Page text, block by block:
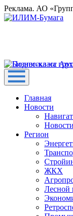
Реклама. АО
Главная
Новости
Регион
ЖКХ
Лесной